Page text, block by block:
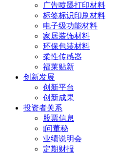
广告喷墨打印材料
标签标识印刷材料
电子级功能材料
家居装饰材料
环保包装材料
柔性传感器
福莱贴新
创新发展
创新平台
创新成果
投资者关系
股票信息
i问董秘
业绩说明会
定期财报